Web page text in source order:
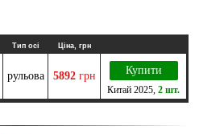
Тип осі Ціна, грн
рульова 5892 грн Купити
Китай 2025 2 шт.